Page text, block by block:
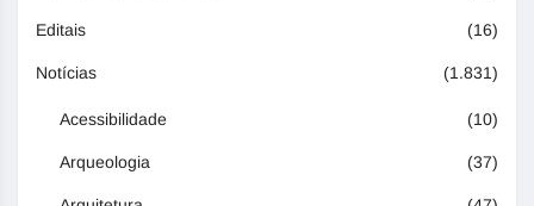
Editais (16)
Notícias (1.831)
Acessibilidade (10)
Arqueologia (37)